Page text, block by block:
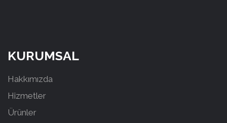
KURUMSAL
Hakkımızda
Hizmetler
Ürünler